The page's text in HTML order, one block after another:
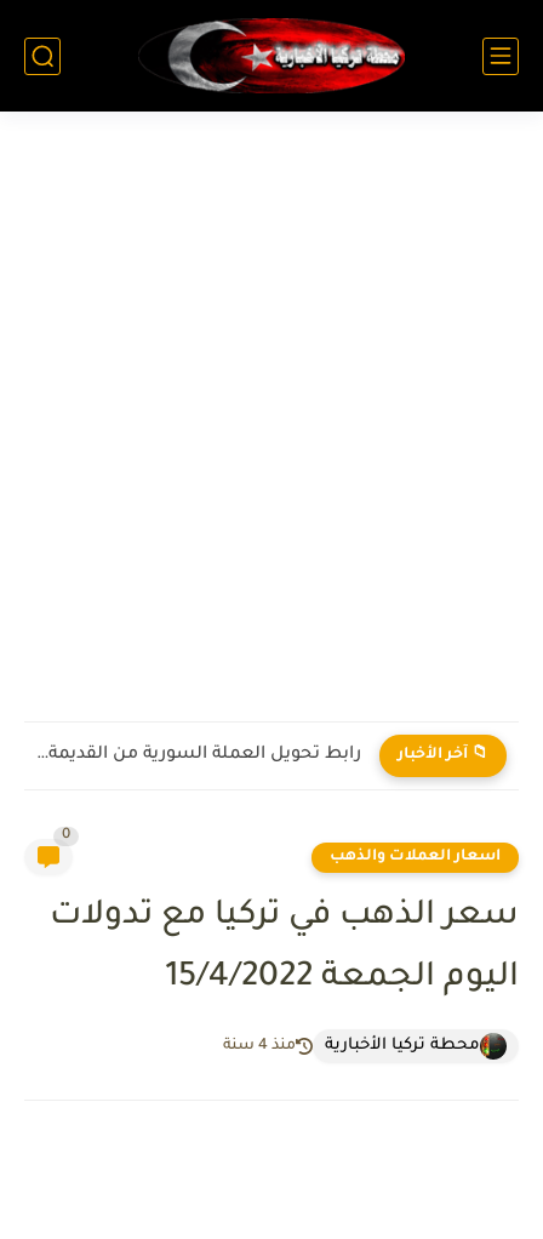
📁 آخر الأخبار رابط تحويل العملة السورية من القديمة إلى الجديدة 2026
اسعار العملات والذهب
0
سعر الذهب في تركيا مع تدولات
اليوم الجمعة 15/4/2022
محطة تركيا الأخبارية منذ 4 سنة